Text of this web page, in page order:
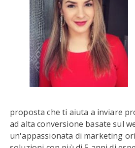
proposta che ti aiuta a inviare
ad alta conversione basate sul
un'appassionata di marketing